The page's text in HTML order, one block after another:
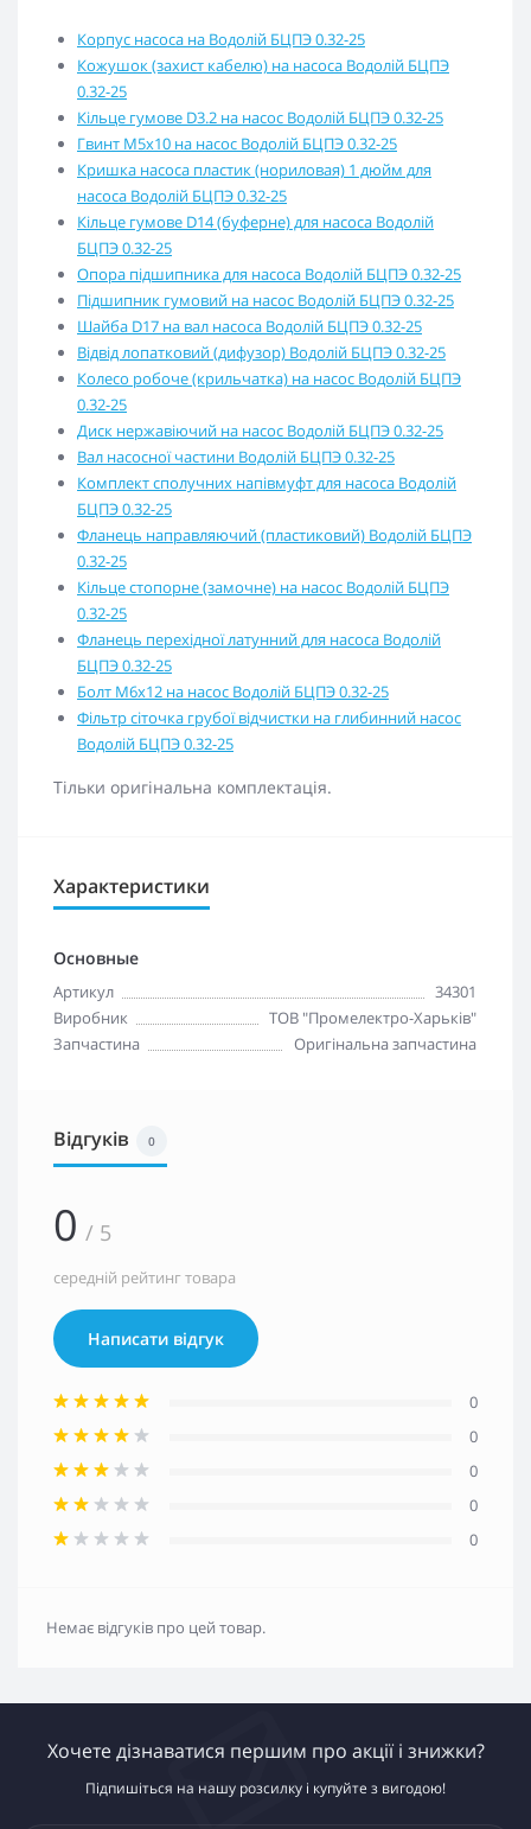
Корпус насоса на Водолій БЦПЭ 0.32-25
Кожушок (захист кабелю) на насоса Водолій БЦПЭ
0.32-25
Кільце гумове D3.2 на насос Водолій БЦПЭ 0.32-25
Гвинт М5х10 на насос Водолій БЦПЭ 0.32-25
Кришка насоса пластик (нориловая) 1 дюйм для
насоса Водолій БЦПЭ 0.32-25
Кільце гумове D14 (буферне) для насоса Водолій
БЦПЭ 0.32-25
Опора підшипника для насоса Водолій БЦПЭ 0.32-25
Підшипник гумовий на насос Водолій БЦПЭ 0.32-25
Шайба D17 на вал насоса Водолій БЦПЭ 0.32-25
Відвід лопатковий (дифузор) Водолій БЦПЭ 0.32-25
Колесо робоче (крильчатка) на насос Водолій БЦПЭ
0.32-25
Диск нержавіючий на насос Водолій БЦПЭ 0.32-25
Вал насосної частини Водолій БЦПЭ 0.32-25
Комплект сполучних напівмуфт для насоса Водолій
БЦПЭ 0.32-25
Фланець направляючий (пластиковий) Водолій БЦПЭ
0.32-25
Кільце стопорне (замочне) на насос Водолій БЦПЭ
0.32-25
Фланець перехідної латунний для насоса Водолій
БЦПЭ 0.32-25
Болт М6х12 на насос Водолій БЦПЭ 0.32-25
Фільтр сіточка грубої відчистки на глибинний насос
Водолій БЦПЭ 0.32-25
Тільки оригінальна комплектація.
Характеристики
Основные
Артикул
34301
Виробник
ТОВ "Промелектро-Харьків"
Запчастина
Оригінальна запчастина
Відгуків 0
0 / 5
середній рейтинг товара
Написати відгук
0
0
0
0
0
Немає відгуків про цей товар.
Хочете дізнаватися першим про акції і знижки?
Підпишіться на нашу розсилку і купуйте з вигодою!